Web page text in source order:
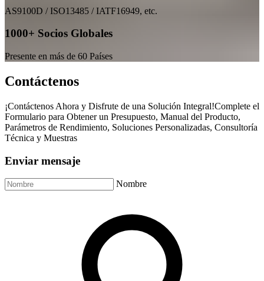
AS9100D / ISO13485 / IATF16949, etc.
1000+ Socios Globales
Presente en más de 60 Países
Contáctenos
¡Contáctenos Ahora y Disfrute de una Solución Integral!Complete el
Formulario para Obtener un Presupuesto, Manual del Producto,
Parámetros de Rendimiento, Soluciones Personalizadas, Consultoría
Técnica y Muestras
Enviar mensaje
Nombre